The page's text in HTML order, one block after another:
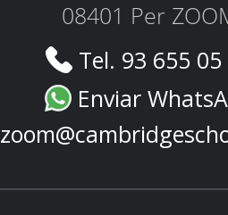
08401 Per
Tel. 93 655
Enviar